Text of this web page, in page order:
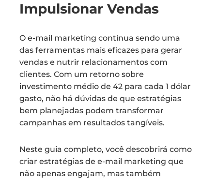
Impulsionar Vendas
O e-mail marketing continua sendo uma
das ferramentas mais eficazes para gerar
vendas e nutrir relacionamentos com
clientes. Com um retorno sobre
investimento médio de 42 para cada 1 dólar
gasto, não há dúvidas de que estratégias
bem planejadas podem transformar
campanhas em resultados tangíveis.
Neste guia completo, você descobrirá como
criar estratégias de e-mail marketing que
não apenas engajam, mas também